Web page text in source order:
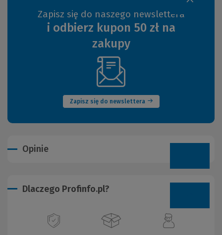
Zapisz się do naszego newslettera
i odbierz kupon 50 zł na
zakupy
Zapisz się do newslettera
(Nowe
okno)
Opinie
Dlaczego Profinfo.pl?